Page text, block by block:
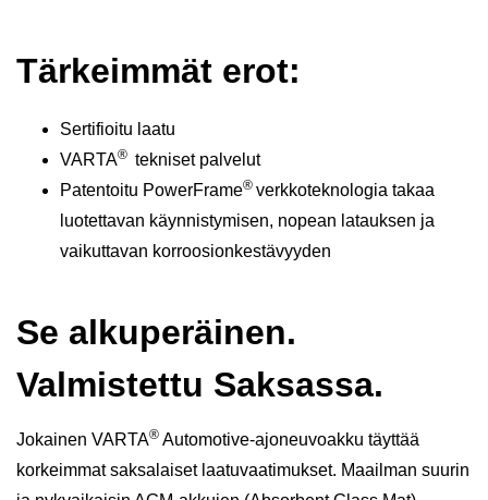
Tärkeimmät erot:
Sertifioitu laatu
VARTA® tekniset palvelut
Patentoitu PowerFrame® verkkoteknologia takaa
luotettavan käynnistymisen, nopean latauksen ja
vaikuttavan korroosionkestävyyden
Se alkuperäinen.
Valmistettu Saksassa.
Jokainen VARTA® Automotive-ajoneuvoakku täyttää
korkeimmat saksalaiset laatuvaatimukset. Maailman suurin